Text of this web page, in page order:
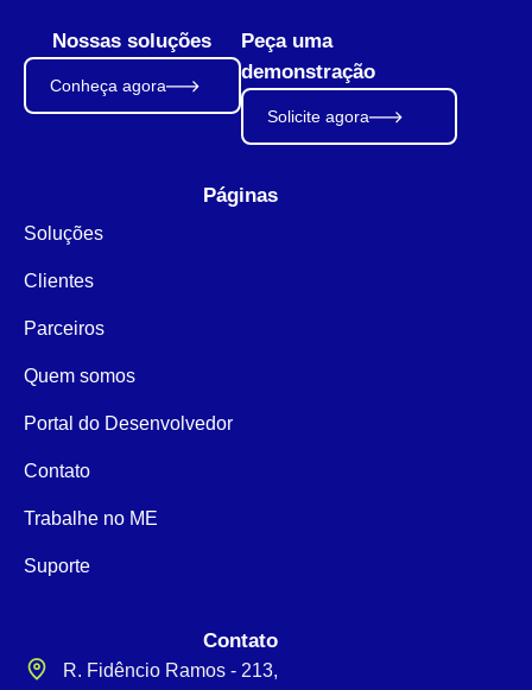
Nossas soluções
Conheça agora
Peça uma
demonstração
Solicite agora
Páginas
Soluções
Clientes
Parceiros
Quem somos
Portal do Desenvolvedor
Contato
Trabalhe no ME
Suporte
Contato
R. Fidêncio Ramos - 213,